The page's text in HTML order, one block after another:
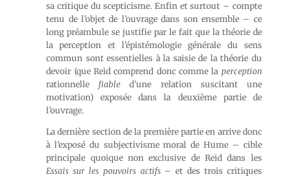
sa critique du scepticisme. Enfin et surtout – compte
tenu de l’objet de l’ouvrage dans son ensemble – ce
long préambule se justifie par le fait que la théorie de
la perception et l’épistémologie générale du sens
commun sont essentielles à la saisie de la théorie du
devoir (que Reid comprend donc comme la perception
rationnelle fiable d’une relation suscitant une
motivation) exposée dans la deuxième partie de
l’ouvrage.
La dernière section de la première partie en arrive donc
à l’exposé du subjectivisme moral de Hume – cible
principale quoique non exclusive de Reid dans les
Essais sur les pouvoirs actifs– et des trois critiques